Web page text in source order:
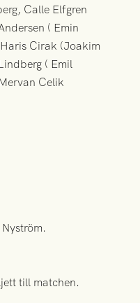
Calle Elfgren
( Emin
Cirak (Joakim
( Emil
Celik
till matchen.